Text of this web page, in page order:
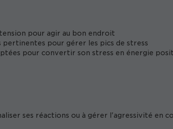
pour agir au bon endroit
pertinentes pour gérer les pics de stress
pour convertir son stress en énergie
ses réactions ou à gérer l'agressivité en